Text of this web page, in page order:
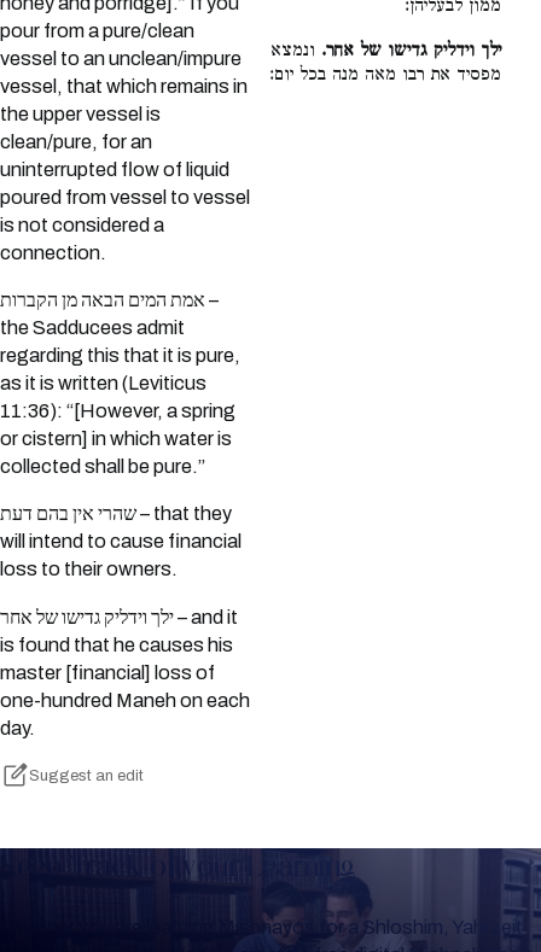
pour from a pure/clean
vessel to an unclean/impure
vessel, that which remains in
the upper vessel is
clean/pure, for an
uninterrupted flow of liquid
poured from vessel to vessel
is not considered a
connection.
אמת המים הבאה מן הקברות –
the Sadducees admit
regarding this that it is pure,
as it is written (Leviticus
11:36): “[However, a spring
or cistern] in which water is
collected shall be pure.”
שהרי אין בהם דעת – that they
will intend to cause financial
loss to their owners.
ילך וידליק גדישו של אחר – and it
is found that he causes his
master [financial] loss of
one-hundred Maneh on each
day.
Suggest an edit
ממון לבעליהן:
ילך וידליק גדישו של אחר. ונמצא
מפסיד את רבו מאה מנה בכל יום:
Keep Track of your Learning
Whether you are learning Mishnayos for a Shloshim, Yahrzeit